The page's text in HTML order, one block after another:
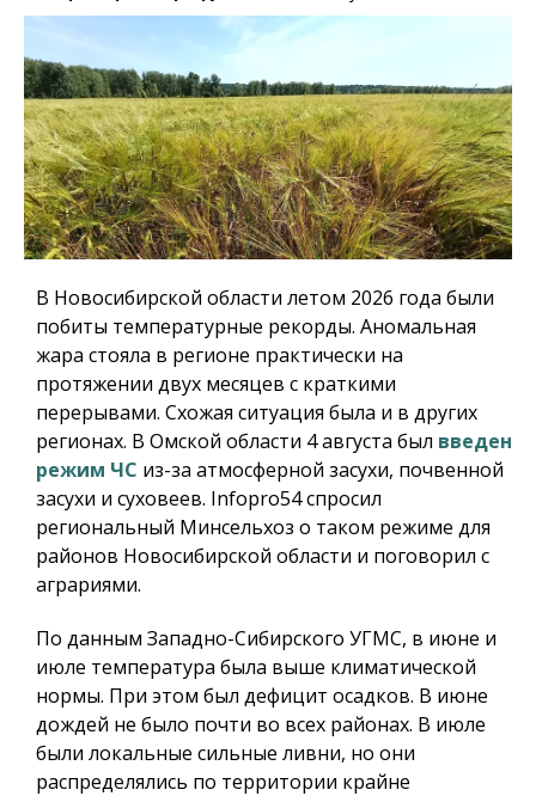
В Новосибирской области летом 2026 года были
побиты температурные рекорды. Аномальная
жара стояла в регионе практически на
протяжении двух месяцев с краткими
перерывами. Схожая ситуация была и в других
регионах. В Омской области 4 августа был введен
режим ЧС из-за атмосферной засухи, почвенной
засухи и суховеев. Infopro54спросил
региональный Минсельхоз о таком режиме для
районов Новосибирской области и поговорил с
аграриями.
По данным Западно-Сибирского УГМС, в июне и
июле температура была выше климатической
нормы. При этом был дефицит осадков. В июне
дождей не было почти во всех районах. В июле
были локальные сильные ливни, но они
распределялись по территории крайне